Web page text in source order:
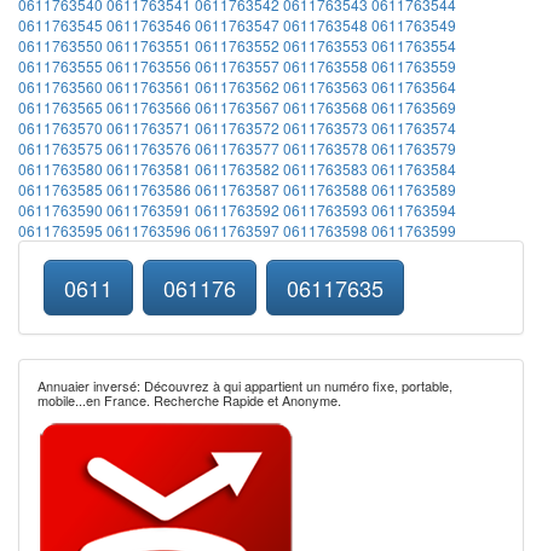
0611763540 0611763541 0611763542 0611763543 0611763544
0611763545 0611763546 06117635470611763548 0611763549
0611763550 0611763551 0611763552 0611763553 0611763554
0611763555 0611763556 06117635570611763558 0611763559
0611763560 0611763561 0611763562 0611763563 0611763564
0611763565 0611763566 06117635670611763568 0611763569
0611763570 0611763571 0611763572 0611763573 0611763574
0611763575 0611763576 06117635770611763578 0611763579
0611763580 0611763581 0611763582 0611763583 0611763584
0611763585 0611763586 06117635870611763588 0611763589
0611763590 0611763591 0611763592 0611763593 0611763594
0611763595 0611763596 06117635970611763598 0611763599
0611 061176 06117635
Annuaier inversé: Découvrez à qui appartient un numéro fixe, portable,
mobile...en France. Recherche Rapide et Anonyme.